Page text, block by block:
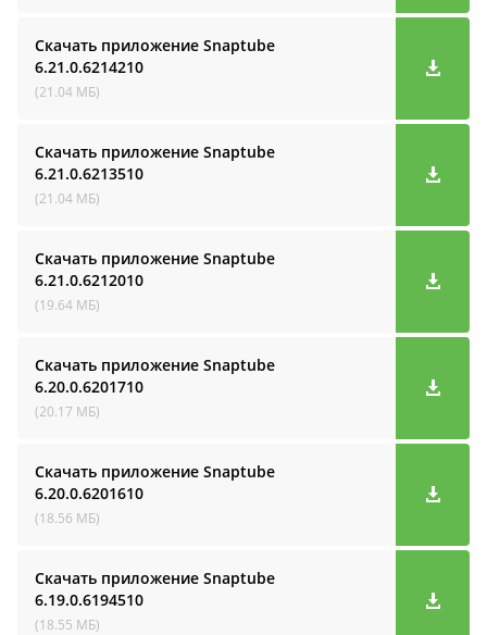
Скачать приложение Snaptube
6.21.0.6214210
(21.04 МБ)
Скачать приложение Snaptube
6.21.0.6213510
(21.04 МБ)
Скачать приложение Snaptube
6.21.0.6212010
(19.64 МБ)
Скачать приложение Snaptube
6.20.0.6201710
(20.17 МБ)
Скачать приложение Snaptube
6.20.0.6201610
(18.56 МБ)
Скачать приложение Snaptube
6.19.0.6194510
(18.55 МБ)